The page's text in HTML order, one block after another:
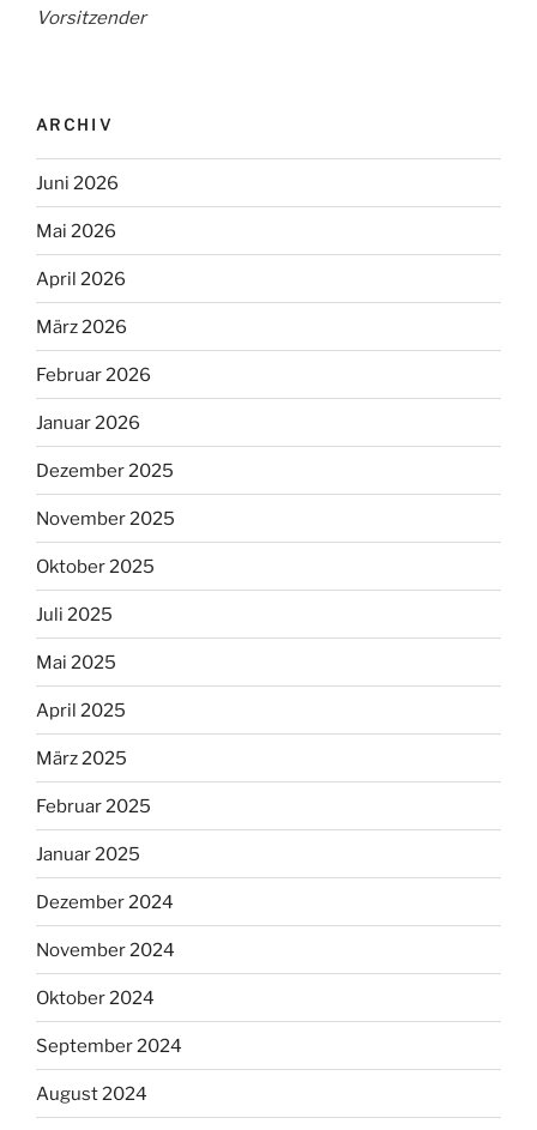
Vorsitzender
ARCHIV
Juni 2026
Mai 2026
April 2026
März 2026
Februar 2026
Januar 2026
Dezember 2025
November 2025
Oktober 2025
Juli 2025
Mai 2025
April 2025
März 2025
Februar 2025
Januar 2025
Dezember 2024
November 2024
Oktober 2024
September 2024
August 2024